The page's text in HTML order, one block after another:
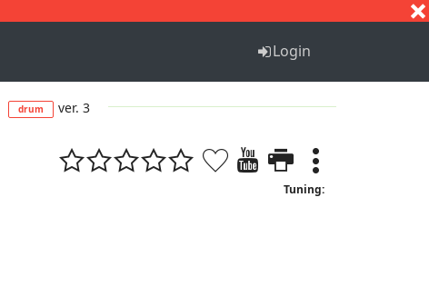
Login
drum ver. 3
Tuning: